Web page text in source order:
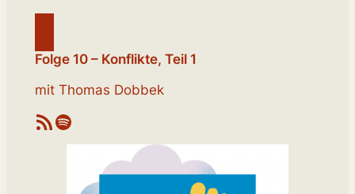
Folge 10 – Konflikte, Teil 1
mit Thomas Dobbek
RSS-Feed Spotify